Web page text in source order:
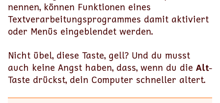
nennen, können Funktionen eines
Textverarbeitungsprogrammes damit aktiviert
oder Menüs eingeblendet werden.
Nicht übel, diese Taste, gell? Und du musst
auch keine Angst haben, dass, wenn du die Alt-
Taste drückst, dein Computer schneller altert.